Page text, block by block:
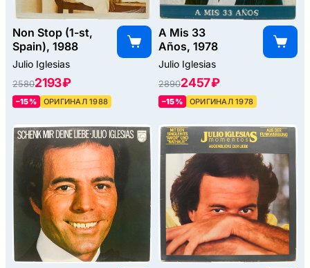
Non Stop (1-st,
Spain), 1988
Julio Iglesias
25802193 ₽
–15% ОРИГИНАЛ 1988
A Mis 33
Años, 1978
Julio Iglesias
28902457 ₽
–15% ОРИГИНАЛ 1978